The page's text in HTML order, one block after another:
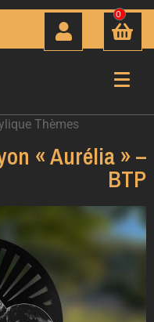
0
Thèmes
« Aurélia » –
BTP